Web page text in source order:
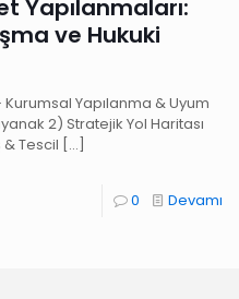
Yapılanmaları:
ve Hukuki
Yapılanma & Uyum
2) Stratejik Yol Haritası
& Tescil […]
0 Devamı